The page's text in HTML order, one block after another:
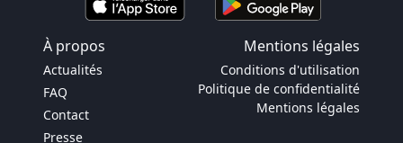
À propos Mentions légales
Actualités
FAQ
Contact
Presse
Conditions d'utilisation
Politique de confidentialité
Mentions légales